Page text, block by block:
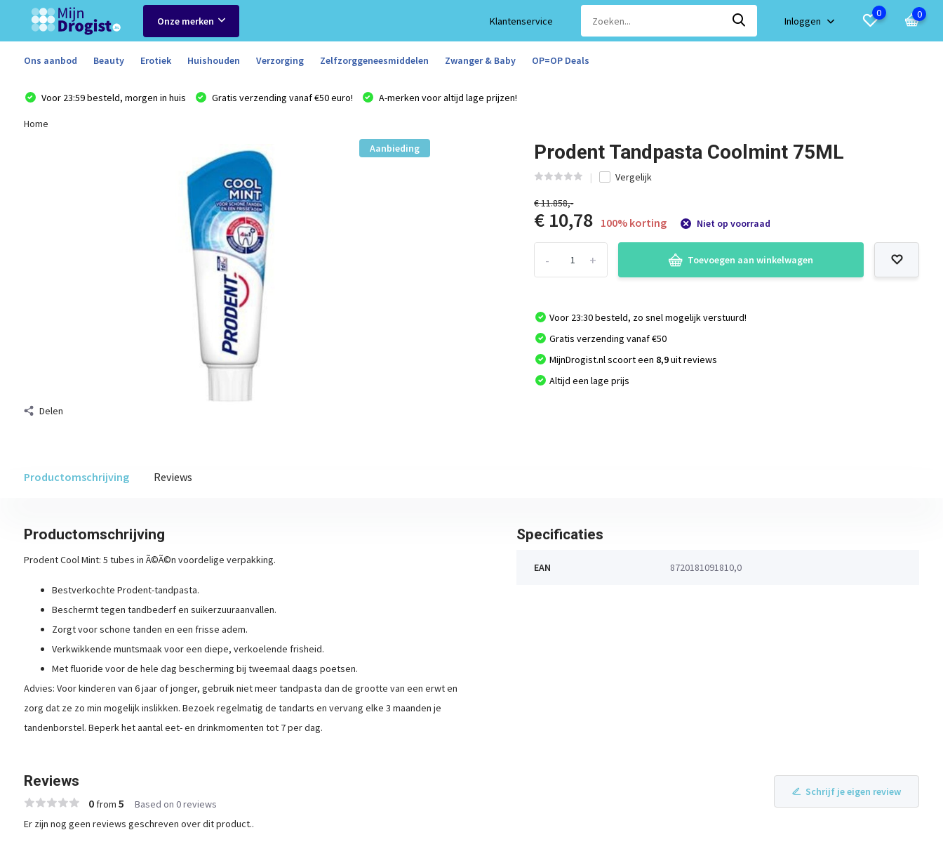
Onze merken Klantenservice Inloggen
0 0
Ons aanbod Beauty Erotiek Huishouden Verzorging Zelfzorggeneesmiddelen Zwanger & Baby OP=OP Deals
Voor 23:59 besteld, morgen in huis Gratis verzending vanaf €50 euro! A-merken voor altijd lage prijzen!
Home
Aanbieding
Delen
Prodent Tandpasta Coolmint 75ML
Vergelijk
€ 11.858,-
€ 10,78 100% korting Niet op voorraad
+
- Toevoegen aan winkelwagen
Voor 23:30 besteld, zo snel mogelijk verstuurd!
Gratis verzending vanaf €50
MijnDrogist.nl scoort een 8,9uit reviews
Altijd een lage prijs
Productomschrijving Reviews
Productomschrijving
Prodent Cool Mint: 5 tubes in Ã©Ã©n voordelige verpakking.
Bestverkochte Prodent-tandpasta.
Beschermt tegen tandbederf en suikerzuuraanvallen.
Zorgt voor schone tanden en een frisse adem.
Verkwikkende muntsmaak voor een diepe, verkoelende frisheid.
Met fluoride voor de hele dag bescherming bij tweemaal daags poetsen.
Advies: Voor kinderen van 6 jaar of jonger, gebruik niet meer tandpasta dan de grootte van een erwt en
zorg dat ze zo min mogelijk inslikken. Bezoek regelmatig de tandarts en vervang elke 3 maanden je
tandenborstel. Beperk het aantal eet- en drinkmomenten tot 7 per dag.
Specificaties
EAN 8720181091810,0
Reviews
0from 5 Based on 0 reviews
Schrijf je eigen review
Er zijn nog geen reviews geschreven over dit product..